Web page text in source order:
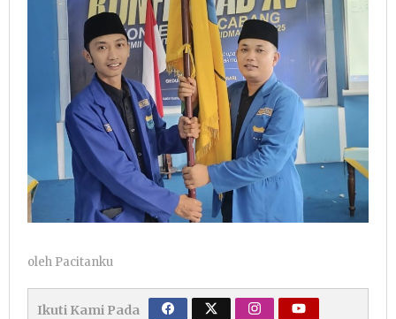
oleh Pacitanku
Ikuti Kami Pada